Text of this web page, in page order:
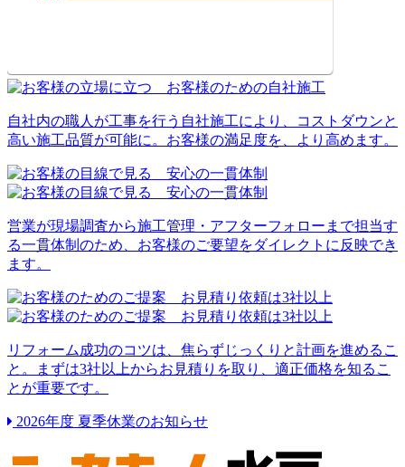
自社内の職人が工事を行う自社施工により、コストダウンと
高い施工品質が可能に。お客様の満足度を、より高めます。
営業が現場調査から施工管理・アフターフォローまで担当す
る一貫体制のため、お客様のご要望をダイレクトに反映でき
ます。
リフォーム成功のコツは、焦らずじっくりと計画を進めるこ
と。まずは3社以上からお見積りを取り、適正価格を知るこ
とが重要です。
2026年度 夏季休業のお知らせ